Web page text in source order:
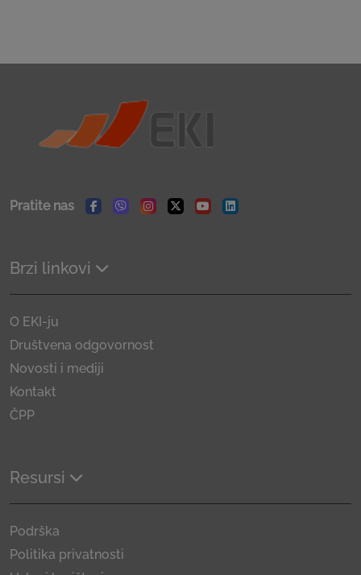
Pratite nas
Facebook
ViberInstagram
TwitterYoutubeLinkedin
Brzi linkovi
O EKI-ju
Društvena odgovornost
Novosti i mediji
Kontakt
ČPP
Resursi
Podrška
Politika privatnosti